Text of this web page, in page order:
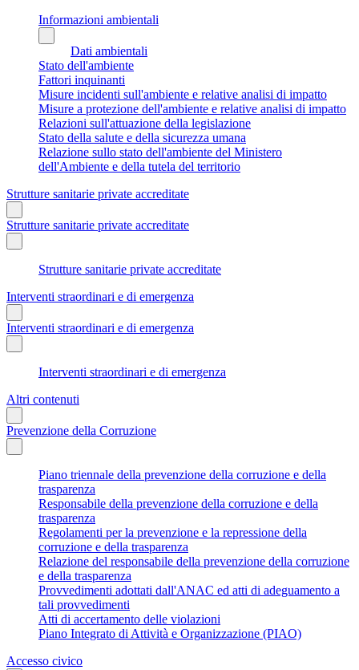
Informazioni ambientali
Dati ambientali
Stato dell'ambiente
Fattori inquinanti
Misure incidenti sull'ambiente e relative analisi di impatto
Misure a protezione dell'ambiente e relative analisi di impatto
Relazioni sull'attuazione della legislazione
Stato della salute e della sicurezza umana
Relazione sullo stato dell'ambiente del Ministero
dell'Ambiente e della tutela del territorio
Strutture sanitarie private accreditate
Strutture sanitarie private accreditate
Strutture sanitarie private accreditate
Interventi straordinari e di emergenza
Interventi straordinari e di emergenza
Interventi straordinari e di emergenza
Altri contenuti
Prevenzione della Corruzione
Piano triennale della prevenzione della corruzione e della
trasparenza
Responsabile della prevenzione della corruzione e della
trasparenza
Regolamenti per la prevenzione e la repressione della
corruzione e della trasparenza
Relazione del responsabile della prevenzione della corruzione
e della trasparenza
Provvedimenti adottati dall'ANAC ed atti di adeguamento a
tali provvedimenti
Atti di accertamento delle violazioni
Piano Integrato di Attività e Organizzazione (PIAO)
Accesso civico